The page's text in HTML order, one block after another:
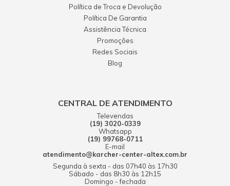
Política de Troca e Devolução
Política De Garantia
Assistência Técnica
Promoções
Redes Sociais
Blog
CENTRAL DE ATENDIMENTO
Televendas
(19) 3020-0339
Whatsapp
(19) 99768-0711
E-mail
atendimento@karcher-center-altex.com.br
Segunda à sexta - das 07h40 às 17h30
Sábado - das 8h30 às 12h15
Domingo - fechada